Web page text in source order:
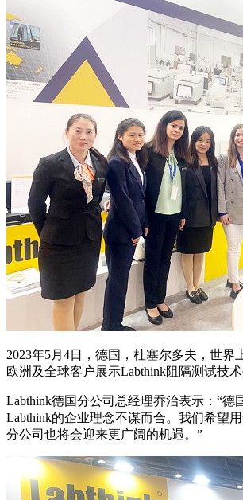
2023年5月4日，德国，杜塞尔多夫，世
欧洲及全球客户展示Labthink阻隔测试技
Labthink德国分公司总经理乔治表示：“德
Labthink的企业理念不谋而合。我们希望
分公司也将会迎来更广阔的机遇。”